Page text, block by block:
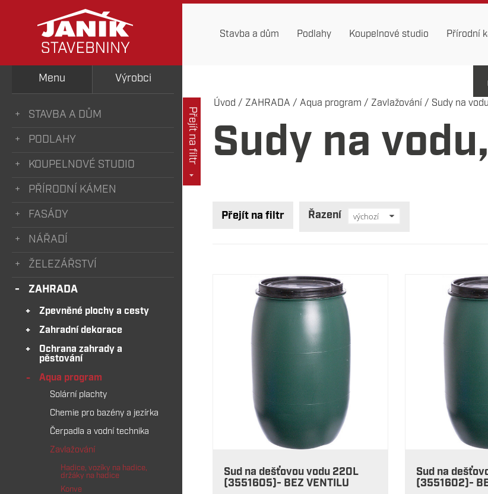
Stavba a dům Podlahy Koupelnové studio Přírodní
Menu Výrobci
STAVBA A DŮM
PODLAHY
KOUPELNOVÉ STUDIO
PŘÍRODNÍ KÁMEN
FASÁDY
NÁŘADÍ
ŽELEZÁŘSTVÍ
ZAHRADA
Zpevněné plochy a cesty
Zahradní dekorace
Ochrana zahrady a
pěstování
Aqua program
Solární plachty
Chemie pro bazény a jezírka
Čerpadla a vodní technika
Zavlažování
Hadice, vozíky na hadice,
držáky na hadice
Konve
Přejít na filtr
Úvod / ZAHRADA / Aqua program / Zavlažování / Sudy na
Sudy na
Přejít na filtr Řazení výchozí
Sud na dešťovou vodu 220L
(3551605)- BEZ VENTILU
Sud na
(3551602)-